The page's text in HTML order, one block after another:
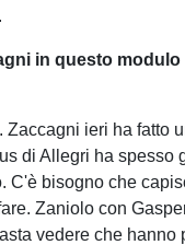
in questo
Zaccagni ieri ha fatto
di Allegri ha spesso
C'è bisogno che
Zaniolo con
vedere che hanno